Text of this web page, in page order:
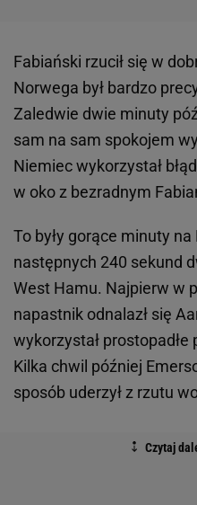
Fabiański rzucił się w
Norwega był bardzo
Zaledwie dwie minuty
sam na sam spokojem
Niemiec wykorzystał
w oko z bezradnym
To były gorące minuty
następnych 240 sekund
West Hamu. Najpierw w
napastnik odnalazł się
wykorzystał prostopadłe
Kilka chwil później
sposób uderzył z rzutu